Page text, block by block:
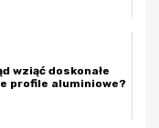
wziąć doskonałe
profile aluminiowe?